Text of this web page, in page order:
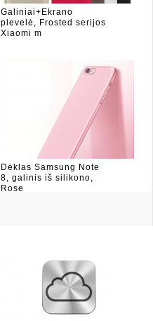
Galiniai+Ekrano
plevelė, Frosted serijos
Xiaomi m
Dėklas Samsung Note
8, galinis iš silikono,
Rose